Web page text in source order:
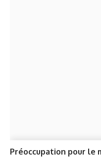
Préoccupation pour le